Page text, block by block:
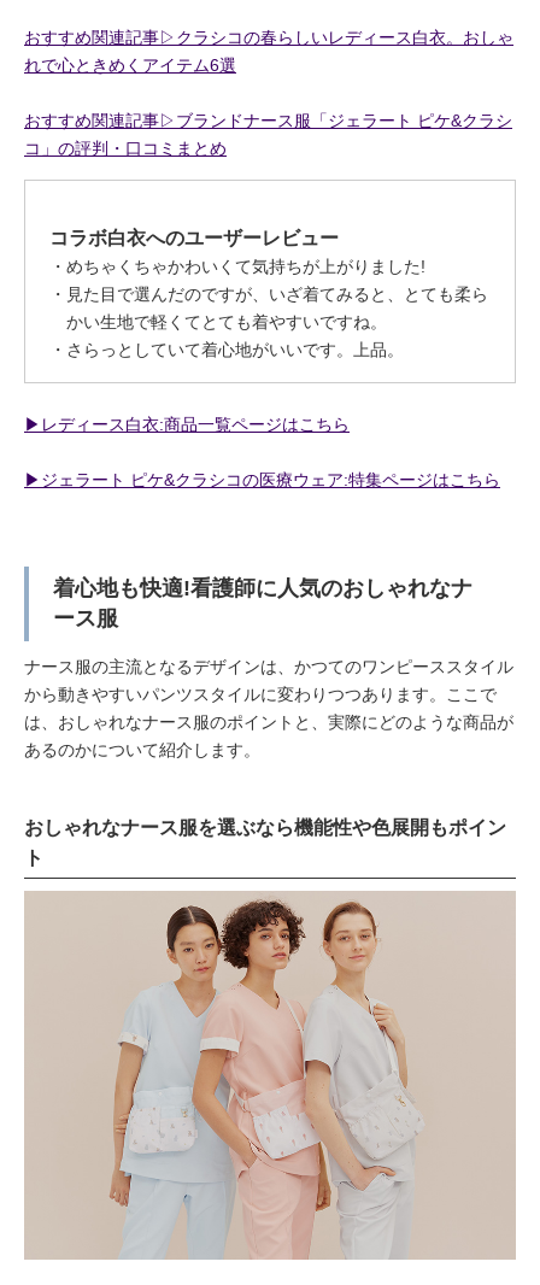
おすすめ関連記事▷クラシコの春らしいレディース白衣。おしゃ
れで心ときめくアイテム6選
おすすめ関連記事▷ブランドナース服「ジェラート ピケ&クラシ
コ」の評判・口コミまとめ
コラボ白衣へのユーザーレビュー
めちゃくちゃかわいくて気持ちが上がりました!
見た目で選んだのですが、いざ着てみると、とても柔ら
かい生地で軽くてとても着やすいですね。
さらっとしていて着心地がいいです。上品。
▶︎レディース白衣:商品一覧ページはこちら
▶︎ジェラート ピケ&クラシコの医療ウェア:特集ページはこちら
着心地も快適!看護師に人気のおしゃれなナ
ース服
ナース服の主流となるデザインは、かつてのワンピーススタイル
から動きやすいパンツスタイルに変わりつつあります。ここで
は、おしゃれなナース服のポイントと、実際にどのような商品が
あるのかについて紹介します。
おしゃれなナース服を選ぶなら機能性や色展開もポイン
ト